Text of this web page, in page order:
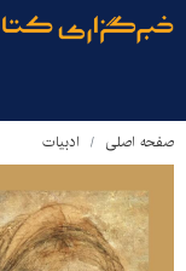
صفحه اصلی ادبیات